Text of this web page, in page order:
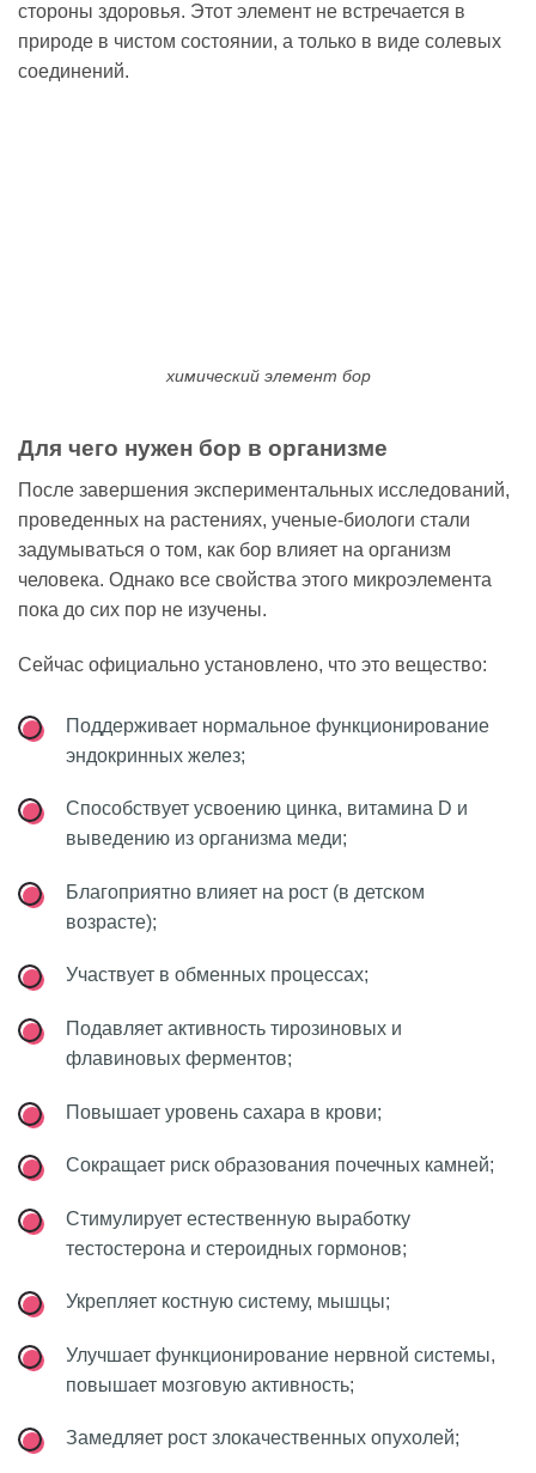
стороны здоровья. Этот элемент не встречается в
природе в чистом состоянии, а только в виде солевых
соединений.
химический элемент бор
Для чего нужен бор в организме
После завершения экспериментальных исследований,
проведенных на растениях, ученые-биологи стали
задумываться о том, как бор влияет на организм
человека. Однако все свойства этого микроэлемента
пока до сих пор не изучены.
Сейчас официально установлено, что это вещество:
Поддерживает нормальное функционирование
эндокринных желез;
Способствует усвоению цинка, витамина D и
выведению из организма меди;
Благоприятно влияет на рост (в детском
возрасте);
Участвует в обменных процессах;
Подавляет активность тирозиновых и
флавиновых ферментов;
Повышает уровень сахара в крови;
Сокращает риск образования почечных камней;
Стимулирует естественную выработку
тестостерона и стероидных гормонов;
Укрепляет костную систему, мышцы;
Улучшает функционирование нервной системы,
повышает мозговую активность;
Замедляет рост злокачественных опухолей;